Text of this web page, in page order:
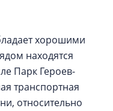
хорошими
находятся
Парк Героев-
транспортная
относительно